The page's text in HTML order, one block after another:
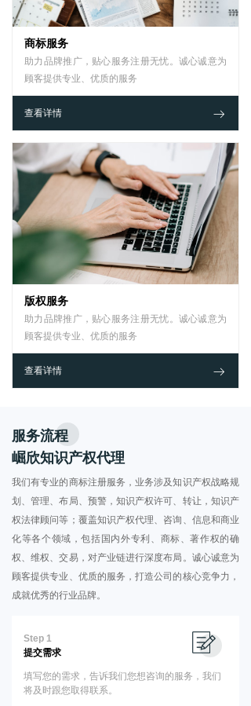
商标服务
助力品牌推广，贴心服务注册无忧。诚心诚意为
顾客提供专业、优质的服务
ꁹ
查看详情
版权服务
助力品牌推广，贴心服务注册无忧。诚心诚意为
顾客提供专业、优质的服务
ꁹ
查看详情
服务流程
崛欣知识产权代理
我们有专业的商标注册服务，业务涉及知识产权战略规
划、管理、布局、预警，知识产权许可、转让，知识产
权法律顾问等；覆盖知识产权代理、咨询、信息和商业
化等各个领域，包括国内外专利、商标、著作权的确
权、维权、交易，对产业链进行深度布局。诚心诚意为
顾客提供专业、优质的服务，打造公司的核心竞争力，
成就优秀的行业品牌。
Step 1
提交需求
填写您的需求，告诉我们您想咨询的服务，我们
将及时跟您取得联系。